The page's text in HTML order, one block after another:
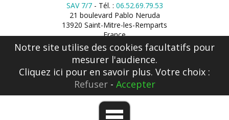
SAV 7/7- Tél. : 06.52.69.79.53
21 boulevard Pablo Neruda
13920 Saint-Mitre-les-Remparts
France
Notre site utilise des cookies facultatifs pour
mesurer l'audience.
Cliquez ici pour en savoir plus. Votre choix :
Refuser- Accepter